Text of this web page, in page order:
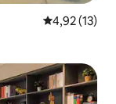
Classificação
4,92 (13)